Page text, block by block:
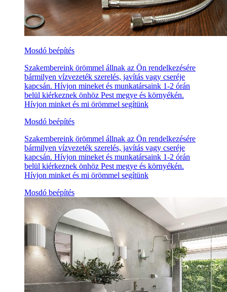
Mosdó beépítés
Szakembereink örömmel állnak az Ön rendelkezésére
bármilyen vízvezeték szerelés, javítás vagy cseréje
kapcsán. Hívjon mineket és munkatársaink 1-2 órán
belül kiérkeznek önhöz Pest megye és környékén.
Hívjon minket és mi örömmel segítünk
Mosdó beépítés
Szakembereink örömmel állnak az Ön rendelkezésére
bármilyen vízvezeték szerelés, javítás vagy cseréje
kapcsán. Hívjon mineket és munkatársaink 1-2 órán
belül kiérkeznek önhöz Pest megye és környékén.
Hívjon minket és mi örömmel segítünk
Mosdó beépítés